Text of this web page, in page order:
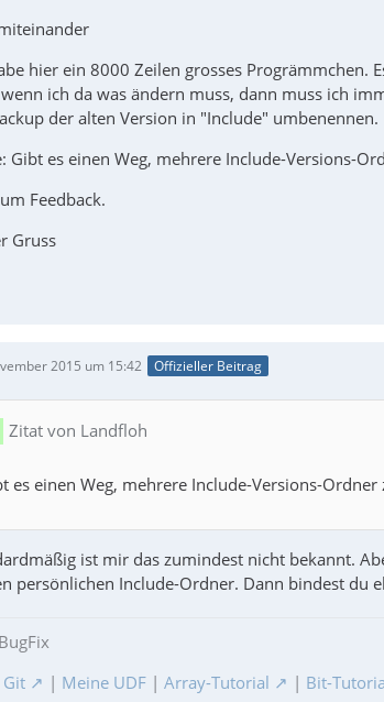
hier ein 8000 Zeilen grosses
ich da was ändern muss, dann muss ich
der alten Version in "Include" umbenennen.
Gibt es einen Weg, mehrere Include-Versions-
Feedback.
Gruss
2015 um 15:42 Offizieller Beitrag
Zitat von Landfloh
es einen Weg, mehrere Include-Versions-
ist mir das zumindest nicht bekannt.
persönlichen Include-Ordner. Dann bindest du
| Meine UDF | Array-Tutorial | Bit-